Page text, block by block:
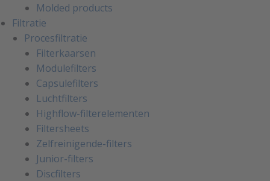
Molded products
Filtratie
Procesfiltratie
Filterkaarsen
Modulefilters
Capsulefilters
Luchtfilters
Highflow-filterelementen
Filtersheets
Zelfreinigende-filters
Junior-filters
Discfilters